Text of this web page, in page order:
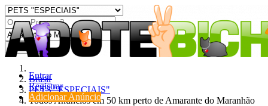
Entrar
Registrar
Adicionar Anúncio
Procurar
Brasil
PETS "ESPECIAIS"
Todos Anúncios em 50 km perto de Amarante do Maranhão